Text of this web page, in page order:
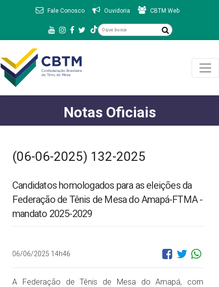
Fale Conosco Ouvidoria CBTM Web
Notas Oficiais
(06-06-2025) 132-2025
Candidatos homologados para as eleições da
Federação de Tênis de Mesa do Amapá-FTMA -
mandato 2025-2029
06/06/2025 14h46
A Federação de Tênis de Mesa do Amapá, com